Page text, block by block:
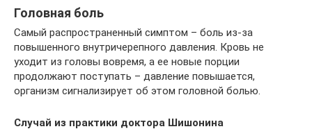
Головная боль
Самый распространенный симптом – боль из-за
повышенного внутричерепного давления. Кровь не
уходит из головы вовремя, а ее новые порции
продолжают поступать – давление повышается,
организм сигнализирует об этом головной болью.
Случай из практики доктора Шишонина